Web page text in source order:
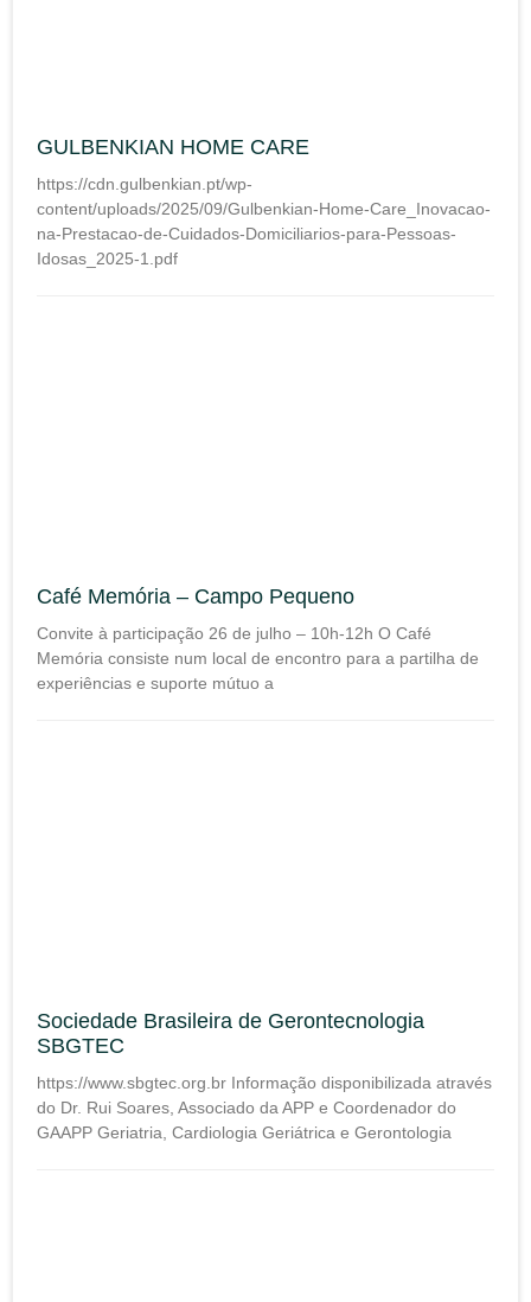
GULBENKIAN HOME CARE
https://cdn.gulbenkian.pt/wp-
content/uploads/2025/09/Gulbenkian-Home-Care_Inovacao-
na-Prestacao-de-Cuidados-Domiciliarios-para-Pessoas-
Idosas_2025-1.pdf
Café Memória – Campo Pequeno
Convite à participação 26 de julho – 10h-12h O Café
Memória consiste num local de encontro para a partilha de
experiências e suporte mútuo a
Sociedade Brasileira de Gerontecnologia
SBGTEC
https://www.sbgtec.org.br Informação disponibilizada através
do Dr. Rui Soares, Associado da APP e Coordenador do
GAAPP Geriatria, Cardiologia Geriátrica e Gerontologia